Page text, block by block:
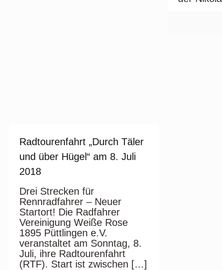
Radtourenfahrt „Durch Täler
und über Hügel“ am 8. Juli
2018
Drei Strecken für
Rennradfahrer – Neuer
Startort! Die Radfahrer
Vereinigung Weiße Rose
1895 Püttlingen e.V.
veranstaltet am Sonntag, 8.
Juli, ihre Radtourenfahrt
(RTF). Start ist zwischen […]